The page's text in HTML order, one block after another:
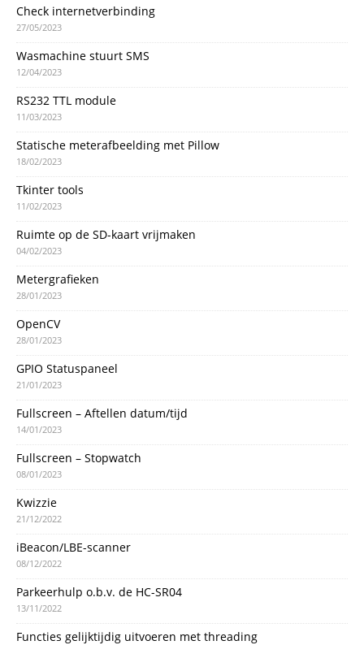
Check internetverbinding
27/05/2023
Wasmachine stuurt SMS
12/04/2023
RS232 TTL module
11/03/2023
Statische meterafbeelding met Pillow
18/02/2023
Tkinter tools
11/02/2023
Ruimte op de SD-kaart vrijmaken
04/02/2023
Metergrafieken
28/01/2023
OpenCV
28/01/2023
GPIO Statuspaneel
21/01/2023
Fullscreen – Aftellen datum/tijd
14/01/2023
Fullscreen – Stopwatch
08/01/2023
Kwizzie
21/12/2022
iBeacon/LBE-scanner
08/12/2022
Parkeerhulp o.b.v. de HC-SR04
13/11/2022
Functies gelijktijdig uitvoeren met threading